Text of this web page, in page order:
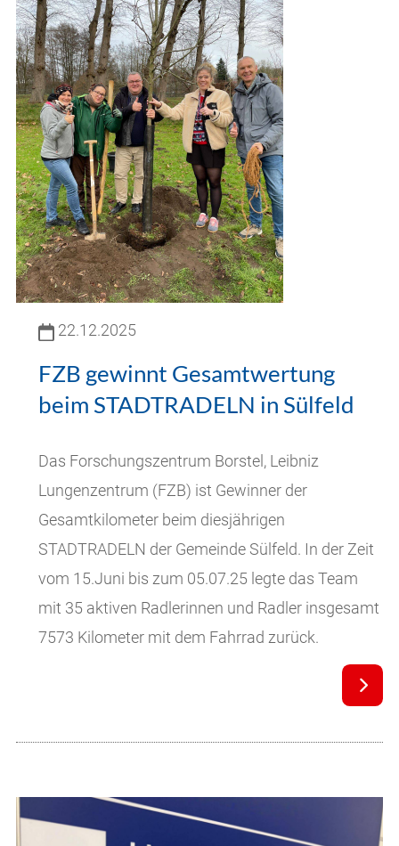
22.12.2025
FZB gewinnt Gesamtwertung
beim STADTRADELN in Sülfeld
Das Forschungszentrum Borstel, Leibniz
Lungenzentrum (FZB) ist Gewinner der
Gesamtkilometer beim diesjährigen
STADTRADELN der Gemeinde Sülfeld. In der Zeit
vom 15.Juni bis zum 05.07.25 legte das Team
mit 35 aktiven Radlerinnen und Radler insgesamt
7573 Kilometer mit dem Fahrrad zurück.